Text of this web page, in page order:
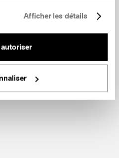
Afficher les détails
autoriser